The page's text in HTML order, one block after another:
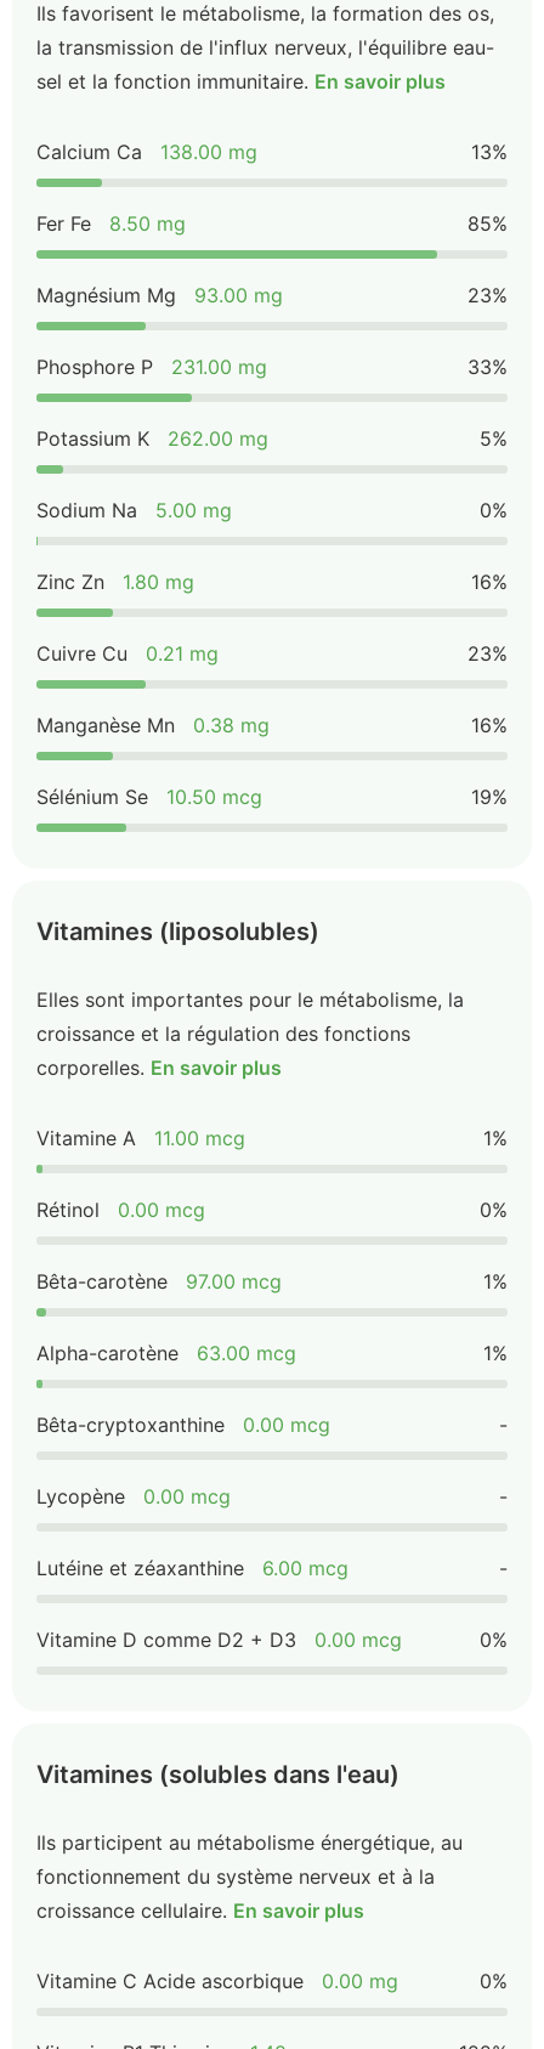
Ils favorisent le métabolisme, la formation des os,
la transmission de l'influx nerveux, l'équilibre eau-
sel et la fonction immunitaire. En savoir plus
Calcium Ca 138.00 mg 13%
Fer Fe 8.50 mg 85%
Magnésium Mg 93.00 mg 23%
Phosphore P 231.00 mg 33%
Potassium K 262.00 mg 5%
Sodium Na 5.00 mg 0%
Zinc Zn 1.80 mg 16%
Cuivre Cu 0.21 mg 23%
Manganèse Mn 0.38 mg 16%
Sélénium Se 10.50 mcg 19%
Vitamines (liposolubles)
Elles sont importantes pour le métabolisme, la
croissance et la régulation des fonctions
corporelles. En savoir plus
Vitamine A 11.00 mcg 1%
Rétinol 0.00 mcg 0%
Bêta-carotène 97.00 mcg 1%
Alpha-carotène 63.00 mcg 1%
Bêta-cryptoxanthine 0.00 mcg -
Lycopène 0.00 mcg -
Lutéine et zéaxanthine 6.00 mcg -
Vitamine D comme D2 + D3 0.00 mcg 0%
Vitamines (solubles dans l'eau)
Ils participent au métabolisme énergétique, au
fonctionnement du système nerveux et à la
croissance cellulaire. En savoir plus
Vitamine C Acide ascorbique 0.00 mg 0%